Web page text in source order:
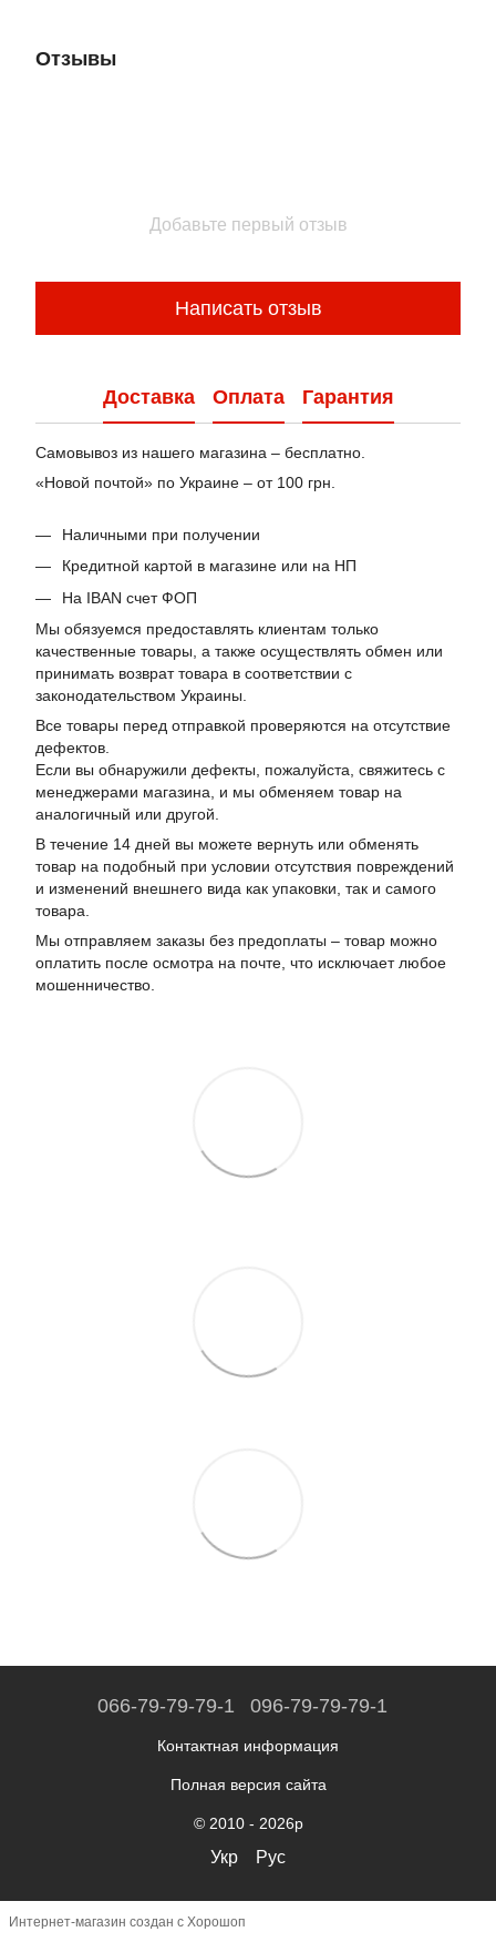
Отзывы
Добавьте первый отзыв
Написать отзыв
Доставка Оплата Гарантия
Самовывоз из нашего магазина – бесплатно.
«Новой почтой» по Украине – от 100 грн.
Наличными при получении
Кредитной картой в магазине или на НП
На IBAN счет ФОП
Мы обязуемся предоставлять клиентам только
качественные товары, а также осуществлять обмен или
принимать возврат товара в соответствии с
законодательством Украины.
Все товары перед отправкой проверяются на отсутствие
дефектов.
Если вы обнаружили дефекты, пожалуйста, свяжитесь с
менеджерами магазина, и мы обменяем товар на
аналогичный или другой.
В течение 14 дней вы можете вернуть или обменять
товар на подобный при условии отсутствия повреждений
и изменений внешнего вида как упаковки, так и самого
товара.
Мы отправляем заказы без предоплаты – товар можно
оплатить после осмотра на почте, что исключает любое
мошенничество.
066-79-79-79-1 096-79-79-79-1
Контактная информация
Полная версия сайта
© 2010 - 2026р
Укр Рус
Интернет-магазин создан с Хорошоп